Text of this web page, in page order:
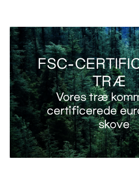
FSC-
TRÆ
Vores træ
certificerede
skove